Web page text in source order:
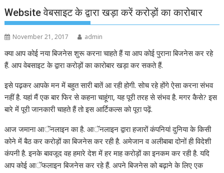
Website वेबसाइट के द्वारा खड़ा करें करोड़ों का कारोबार
November 21, 2017 admin
क्या आप कोई नया बिजनेस शुरू करना चाहते हैं या आप कोई पुराना बिजनेस कर रहे
हैं. आप वेबसाइट के द्वारा करोड़ों का कारोबार खड़ा कर सकते हैं.
इसे पढ़कर आपके मन में बहुत सारी बातें आ रही होगी. सोच रहे होंगे ऐसा करना संभव
नहीं है. यहां मैं एक बार फिर से कहना चाहूंगा, यह पूरी तरह से संभव है. मगर कैसे? इस
बारे में पूरी जानकारी चाहते हैं तो इस आर्टिकल्स को पूरा पढ़ें.
आज जमाना आॅनलाइन का है. आॅनलाइन द्वारा हजारों कंपनियां दुनिया के किसी
कोने में बैठ कर करोड़ों का बिजनेस कर रही है. अमेजान व अलीबाबा दोनों ही विदेशी
कंपनी है. इनके बावजूद वह हमारे देश में हर माह करोड़ों का इनकम कर रही है. यदि
आप कोई आॅफलाइन बिजनेस कर रहे हैं. अपने बिजनेस को बढ़ाने के लिए एक